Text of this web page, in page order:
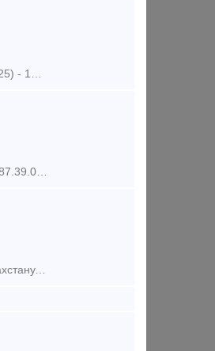
Резервуар запасной - 3000 рублей Рукав вагонный Р-11 - 800 рублей Рукав соединительный Р-32 (Р-25) - 1800 рублей Рукав вагонный Р-17Б - 650 руб. Рукав соединительный Р-369А - 2000
В наличии на складе 700 шт по цене 530 руб/шт с НДС. Так же в наличии имеется Башмак горочный 87.39.00СБ по 880 руб/шт с НДС, Плита упорная 106.00.003-0 по 2200 руб/шт, Сектор запора правый/ле
Куплю на постоянной основе, в любом количестве, наличный / безналичный расчет, по России и Казахстану. удобная форма расчета, возможен самовывоз. Колодка композиционная 25610Н,